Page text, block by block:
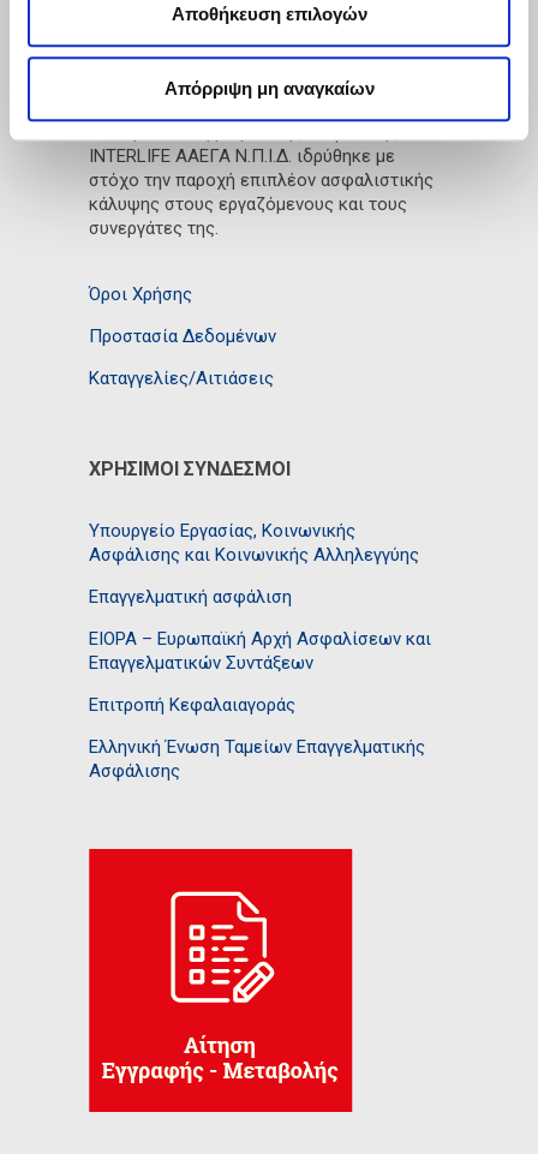
Αποθήκευση επιλογών
Απόρριψη μη αναγκαίων
INTERLIFE ΑΑΕΓΑ Ν.Π.Ι.Δ. ιδρύθηκε με
στόχο την παροχή επιπλέον ασφαλιστικής
κάλυψης στους εργαζόμενους και τους
συνεργάτες της.
Όροι Χρήσης
Προστασία Δεδομένων
Καταγγελίες/Αιτιάσεις
ΧΡΉΣΙΜΟΙ ΣΎΝΔΕΣΜΟΙ
Υπουργείο Εργασίας, Κοινωνικής
Ασφάλισης και Κοινωνικής Αλληλεγγύης
Επαγγελματική ασφάλιση
EIOPA – Ευρωπαϊκή Αρχή Ασφαλίσεων και
Επαγγελματικών Συντάξεων
Επιτροπή Κεφαλαιαγοράς
Ελληνική Ένωση Ταμείων Επαγγελματικής
Ασφάλισης